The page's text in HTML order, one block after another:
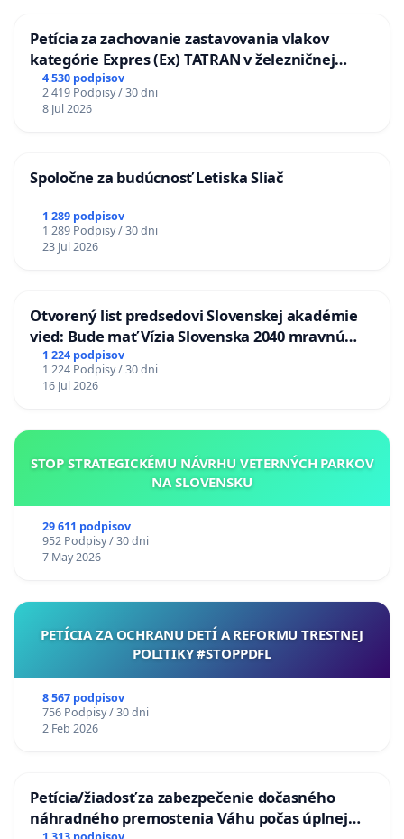
Petícia za zachovanie zastavovania vlakov
kategórie Expres (Ex) TATRAN v železničnej
stanici Púchov
4 530 podpisov
2 419 Podpisy / 30 dni
8 Jul 2026
Spoločne za budúcnosť Letiska Sliač
1 289 podpisov
1 289 Podpisy / 30 dni
23 Jul 2026
Otvorený list predsedovi Slovenskej akadémie
vied: Bude mať Vízia Slovenska 2040 mravnú
chrbticu?
1 224 podpisov
1 224 Podpisy / 30 dni
16 Jul 2026
STOP STRATEGICKÉMU NÁVRHU VETERNÝCH PARKOV
NA SLOVENSKU
29 611 podpisov
952 Podpisy / 30 dni
7 May 2026
PETÍCIA ZA OCHRANU DETÍ A REFORMU TRESTNEJ
POLITIKY #STOPPDFL
8 567 podpisov
756 Podpisy / 30 dni
2 Feb 2026
Petícia/žiadosť za zabezpečenie dočasného
náhradného premostenia Váhu počas úplnej